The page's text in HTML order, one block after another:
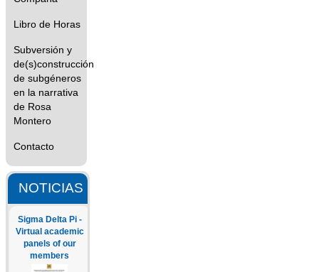
Libro de Horas
Subversión y
de(s)construcción
de subgéneros
en la narrativa
de Rosa
Montero
Contacto
NOTICIAS
Sigma Delta Pi -
Virtual academic
panels of our
members